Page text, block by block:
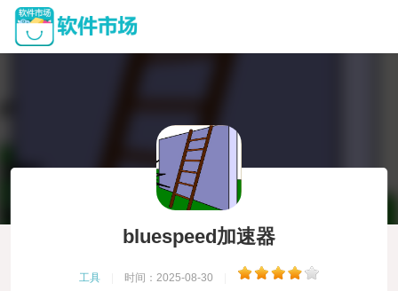
bluespeed加速器
工具 时间：2025-08-30